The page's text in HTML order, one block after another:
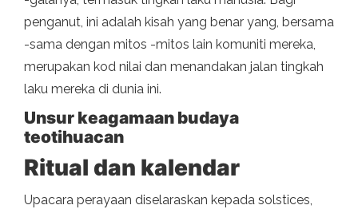
penganut, ini adalah kisah yang benar yang, bersama
-sama dengan mitos -mitos lain komuniti mereka,
merupakan kod nilai dan menandakan jalan tingkah
laku mereka di dunia ini.
Unsur keagamaan budaya
teotihuacan
Ritual dan kalendar
Upacara perayaan diselaraskan kepada solstices,